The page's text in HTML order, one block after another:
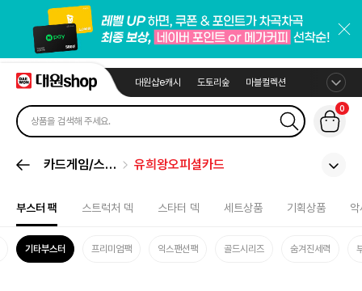
대원샵e캐시 도토리숲 마블컬렉션
0
카드게임/스포
유희왕오피셜카드
부스터 팩 스트럭처 덱 스타터 덱 세트상품 기획상품
기타부스터 프리미엄팩 익스팬션팩 골드시리즈 숨겨진세력